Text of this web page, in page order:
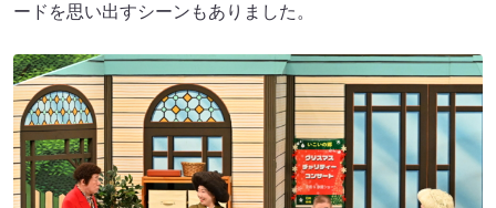
ードを思い出すシーンもありました。